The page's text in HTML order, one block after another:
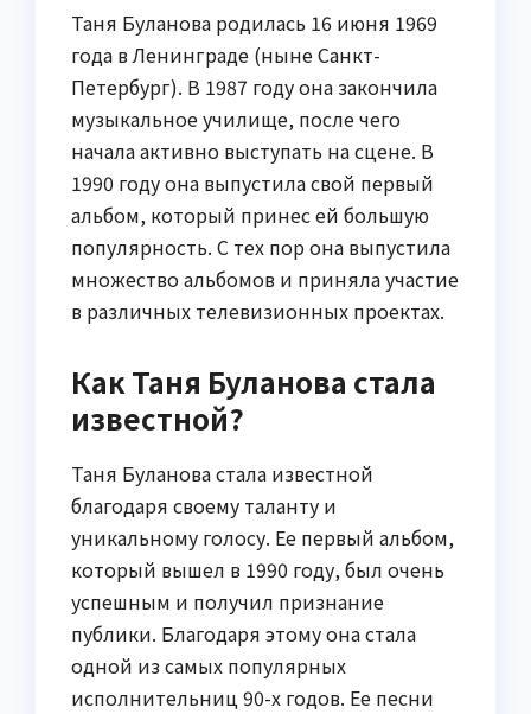
Таня Буланова родилась 16 июня 1969
года в Ленинграде (ныне Санкт-
Петербург). В 1987 году она закончила
музыкальное училище, после чего
начала активно выступать на сцене. В
1990 году она выпустила свой первый
альбом, который принес ей большую
популярность. С тех пор она выпустила
множество альбомов и приняла участие
в различных телевизионных проектах.
Как Таня Буланова стала
известной?
Таня Буланова стала известной
благодаря своему таланту и
уникальному голосу. Ее первый альбом,
который вышел в 1990 году, был очень
успешным и получил признание
публики. Благодаря этому она стала
одной из самых популярных
исполнительниц 90-х годов. Ее песни